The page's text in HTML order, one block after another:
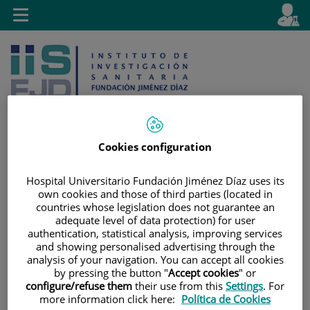
Jump to content
selector
Active
en
Toggle
navigation
Cookies configuration
Hospital Universitario Fundación Jiménez Díaz uses its
own cookies and those of third parties (located in
countries whose legislation does not guarantee an
adequate level of data protection) for user
authentication, statistical analysis, improving services
and showing personalised advertising through the
analysis of your navigation. You can accept all cookies
by pressing the button "Accept cookies" or
configure/refuse them their use from this Settings. For
more information click here: Política de Cookies